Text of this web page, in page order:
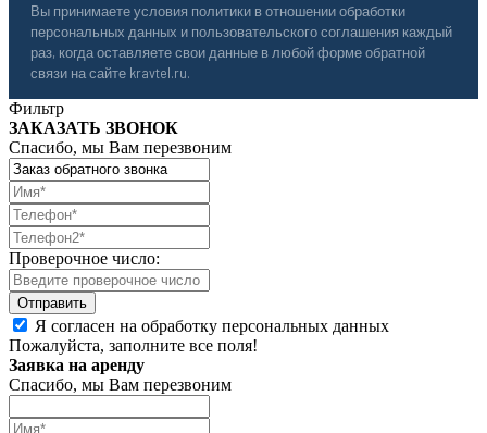
Вы принимаете условия политики в отношении обработки
персональных данных и пользовательского соглашения каждый
раз, когда оставляете свои данные в любой форме обратной
связи на сайте kravtel.ru.
Фильтр
ЗАКАЗАТЬ ЗВОНОК
Спасибо, мы Вам перезвоним
Проверочное число:
Я согласен на обработку персональных данных
Пожалуйста, заполните все поля!
Заявка на аренду
Спасибо, мы Вам перезвоним